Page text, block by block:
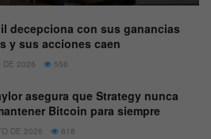
decepciona con sus ganancias
y sus acciones caen
DE 2026 556
asegura que Strategy nunca
Bitcoin para siempre
DE 2026 618